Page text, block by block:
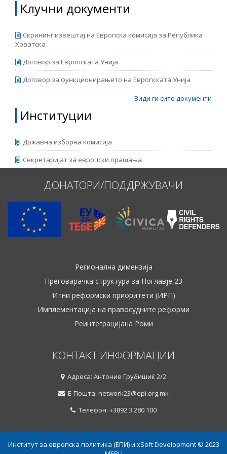
Клучни документи
Скрининг извештај на Европска комисија за Република
Хрватска
Договор за Европската Унија
Договор за функционирањето на Европската Унија
Види ги сите документи
Институции
Државна изборна комисија
Секретаријат за европски прашања
ДОНАТОРИ/ПОДДРЖУВАЧИ
Регионална димензија
Преговарачка структура за Поглавје 23
Итни реформски приоритети (ИРП)
Имплементација на правосудните реформи
Реинтеграцијана Роми
КОНТАКТ ИНФОРМАЦИИ
Адреса: Антоние Грубишиќ 2/2
Е-Пошта: network23@epi.org.mk
Телефон: +3892 3 280 100
Институт за европска политика (ЕПИ) и xSoft Development © 2023